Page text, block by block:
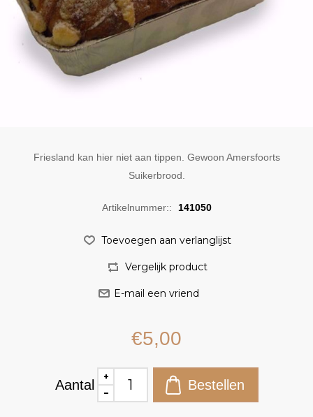
Friesland kan hier niet aan tippen. Gewoon Amersfoorts
Suikerbrood.
Artikelnummer:: 141050
€5,00
Aantal